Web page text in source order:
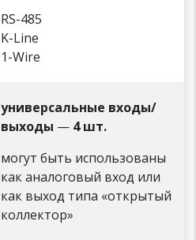
RS-485
K-Line
1-Wire
универсальные входы/
выходы — 4 шт.
могут быть использованы
как аналоговый вход или
как выход типа «открытый
коллектор»